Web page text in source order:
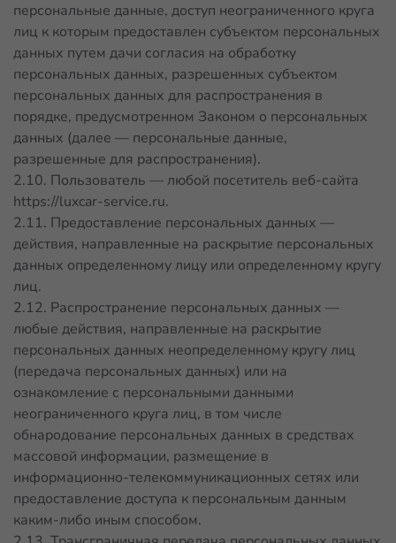
персональные данные, доступ неограниченного круга
лиц к которым предоставлен субъектом персональных
данных путем дачи согласия на обработку
персональных данных, разрешенных субъектом
персональных данных для распространения в
порядке, предусмотренном Законом о персональных
данных (далее — персональные данные,
разрешенные для распространения).
2.10. Пользователь — любой посетитель веб-сайта
https://luxcar-service.ru.
2.11. Предоставление персональных данных —
действия, направленные на раскрытие персональных
данных определенному лицу или определенному кругу
лиц.
2.12. Распространение персональных данных —
любые действия, направленные на раскрытие
персональных данных неопределенному кругу лиц
(передача персональных данных) или на
ознакомление с персональными данными
неограниченного круга лиц, в том числе
обнародование персональных данных в средствах
массовой информации, размещение в
информационно-телекоммуникационных сетях или
предоставление доступа к персональным данным
каким-либо иным способом.